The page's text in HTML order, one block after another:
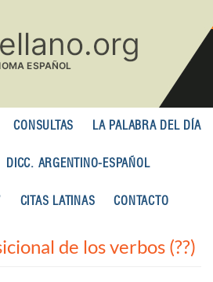
CONSULTAS LA PALABRA DEL DÍA
DICC. ARGENTINO-ESPAÑOL
CITAS LATINAS CONTACTO
de los verbos (??)